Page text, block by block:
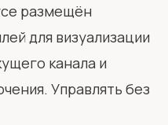
размещён
для визуализации
канала и
Управлять без